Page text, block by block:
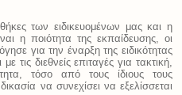
των ειδικευομένων μας και η
η ποιότητα της εκπαίδευσης, οι
για την έναρξη της ειδικότητας
διεθνείς επιταγές για τακτική,
τόσο από τους ίδιους τους
να συνεχίσει να εξελίσσεται